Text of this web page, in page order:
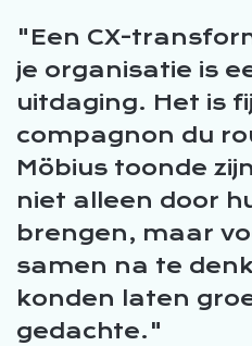
Een CX-
je organisatie is
uitdaging. Het is
compagnon du
Mö bius toonde
niet alleen door
brengen, maar
samen na te
konden laten
gedachte.